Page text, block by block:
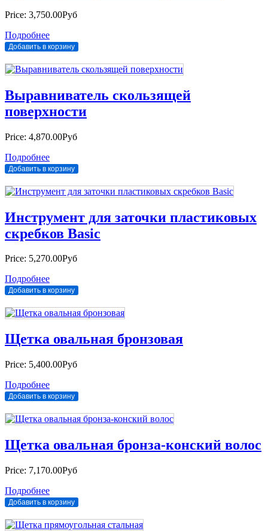
Price: 3,750.00Руб
Подробнее
Выравниватель скользящей
поверхности
Price: 4,870.00Руб
Подробнее
Инструмент для заточки пластиковых
скребков Basic
Price: 5,270.00Руб
Подробнее
Щетка овальная бронзовая
Price: 5,400.00Руб
Подробнее
Щетка овальная бронза-конский волос
Price: 7,170.00Руб
Подробнее